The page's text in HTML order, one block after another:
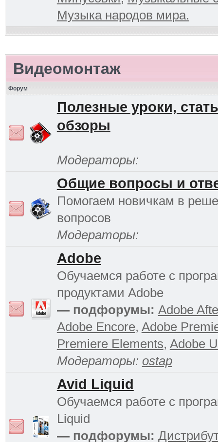
Музыка народов мира.
Видеомонтаж
Форум
Полезные уроки,
обзоры
Модераторы:
Общие вопросы и
Помогаем новичкам в
вопросов
Модераторы:
Adobe
Обучаемся работе с
продуктами Adobe
— подфорумы: Adobe
Adobe Encore, Adobe
Premiere Elements, Adobe
Модераторы: ostap
Avid Liquid
Обучаемся работе с
Liquid
— подфорумы: